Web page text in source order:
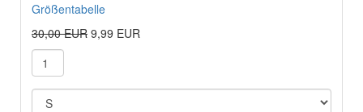
Größentabelle
30,00 EUR 9,99 EUR